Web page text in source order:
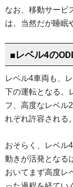
なお、移動サービ
は、当然だが睡眠
■レベル4の
レベル4車両も、
下の運転となる。
フ、高度なレベル
れぞれ許容される。
おそらく、レベル
動きが活発となる
おいてまず高度